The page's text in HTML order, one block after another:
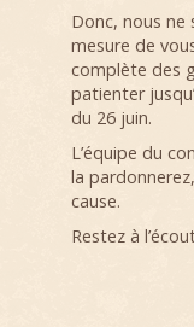
Donc, nous ne
mesure de
complète des
patienter
du 26 juin.
L’équipe du
la
cause.
Restez à